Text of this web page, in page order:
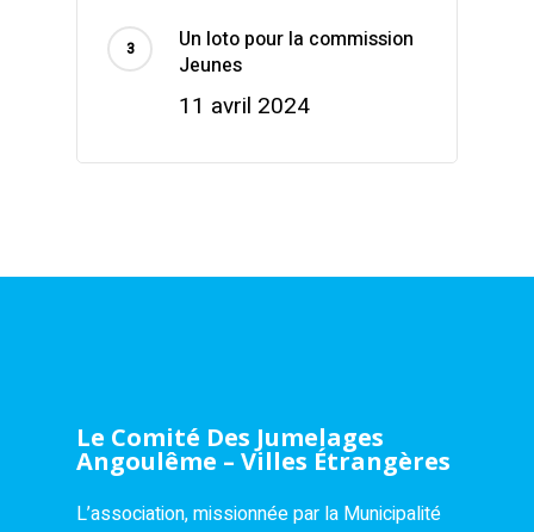
Un loto pour la commission
Jeunes
11 avril 2024
Le Comité Des Jumelages
Angoulême – Villes Étrangères
L’association, missionnée par la Municipalité